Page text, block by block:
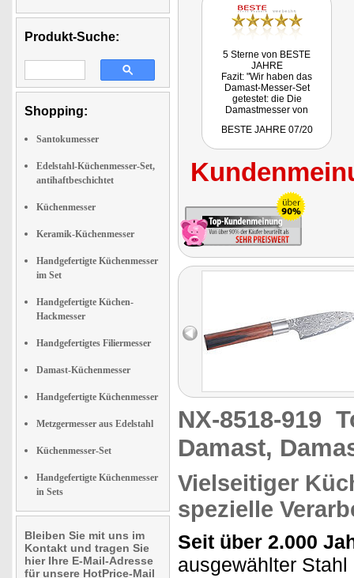
Produkt-Suche:
Shopping:
Santokumesser
Edelstahl-Küchenmesser-Set,
antihaftbeschichtet
Küchenmesser
Keramik-Küchenmesser
Handgefertigte Küchenmesser
im Set
Handgefertigte Küchen-
Hackmesser
Handgefertigtes Filiermesser
Damast-Küchenmesser
Handgefertigte Küchenmesser
Metzgermesser aus Edelstahl
Küchenmesser-Set
Handgefertigte Küchenmesser
in Sets
Bleiben Sie mit uns im
Kontakt und tragen Sie
hier Ihre E-Mail-Adresse
für unsere HotPrice-Mail
5 Sterne von BESTE
JAHRE
Fazit: "Wir haben das
Damast-Messer-Set
getestet: die Die
Damastmesser von
perfekt in der Hand,
scharf und machen das
Kochen zum reinsten
Getestet wurde das Set NX-
8523.
BESTE JAHRE 07/20
NX-8518-919
Damast,
Vielseitiger
spezielle
Seit über 2.000
ausgewählter